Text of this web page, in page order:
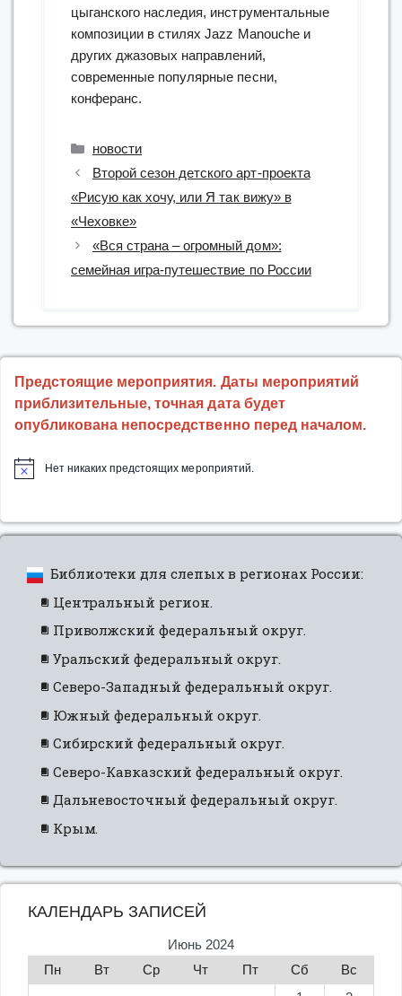
цыганского наследия, инструментальные
композиции в стилях Jazz Manouche и
других джазовых направлений,
современные популярные песни,
конферанс.
Рубрики
новости
Второй сезон детского арт-проекта
«Рисую как хочу, или Я так вижу» в
«Чеховке»
«Вся страна – огромный дом»:
семейная игра-путешествие по России
Предстоящие мероприятия. Даты мероприятий
приблизительные, точная дата будет
опубликована непосредственно перед началом.
Нет никаких предстоящих мероприятий.
Библиотеки для слепых в регионах России:
Центральный регион.
Приволжский федеральный округ.
Уральский федеральный округ.
Северо-Западный федеральный округ.
Южный федеральный округ.
Сибирский федеральный округ.
Северо-Кавказский федеральный округ.
Дальневосточный федеральный округ.
Крым.
КАЛЕНДАРЬ ЗАПИСЕЙ
Июнь 2024
Пн
Вт Ср Чт Пт Сб
Вс